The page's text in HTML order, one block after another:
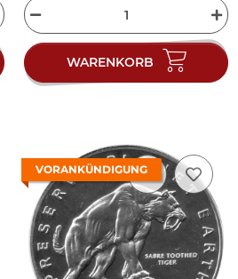
WARENKORB
VORANKÜNDIGUNG